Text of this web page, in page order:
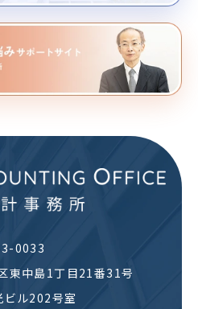
0033
東中島1丁目21番31号
ビル202号室